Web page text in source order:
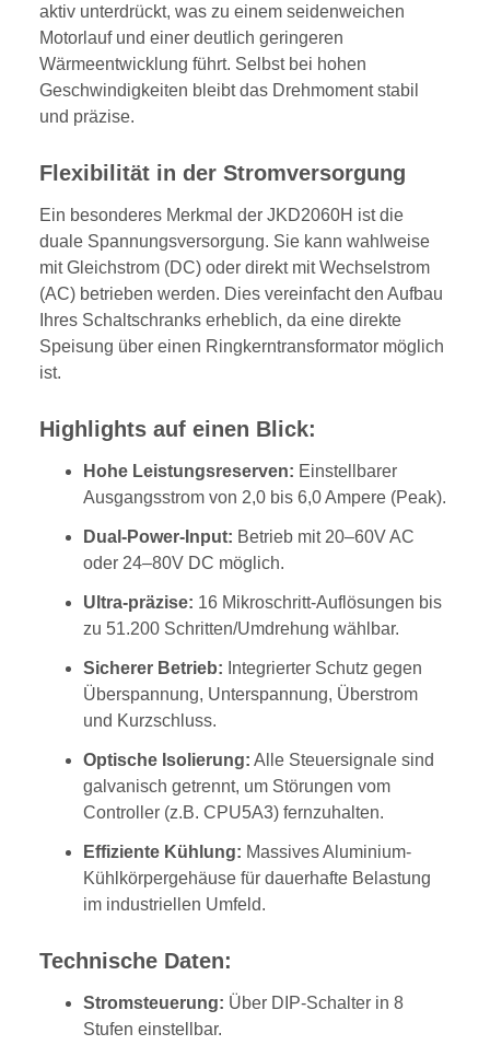
aktiv unterdrückt, was zu einem seidenweichen
Motorlauf und einer deutlich geringeren
Wärmeentwicklung führt. Selbst bei hohen
Geschwindigkeiten bleibt das Drehmoment stabil
und präzise.
Flexibilität in der Stromversorgung
Ein besonderes Merkmal der JKD2060H ist die
duale Spannungsversorgung. Sie kann wahlweise
mit Gleichstrom (DC) oder direkt mit Wechselstrom
(AC) betrieben werden. Dies vereinfacht den Aufbau
Ihres Schaltschranks erheblich, da eine direkte
Speisung über einen Ringkerntransformator möglich
ist.
Highlights auf einen Blick:
Hohe Leistungsreserven: Einstellbarer
Ausgangsstrom von 2,0 bis 6,0 Ampere (Peak).
Dual-Power-Input: Betrieb mit 20–60V AC
oder 24–80V DC möglich.
Ultra-präzise: 16 Mikroschritt-Auflösungen bis
zu 51.200 Schritten/Umdrehung wählbar.
Sicherer Betrieb: Integrierter Schutz gegen
Überspannung, Unterspannung, Überstrom
und Kurzschluss.
Optische Isolierung: Alle Steuersignale sind
galvanisch getrennt, um Störungen vom
Controller (z.B. CPU5A3) fernzuhalten.
Effiziente Kühlung: Massives Aluminium-
Kühlkörpergehäuse für dauerhafte Belastung
im industriellen Umfeld.
Technische Daten:
Stromsteuerung: Über DIP-Schalter in 8
Stufen einstellbar.